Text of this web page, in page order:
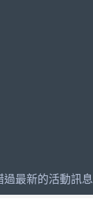
最新的活動訊息